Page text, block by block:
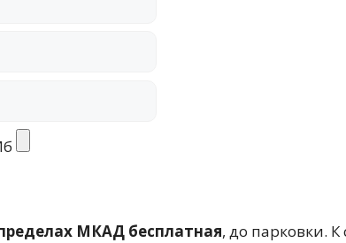
МКАД бесплатная, до парковки.